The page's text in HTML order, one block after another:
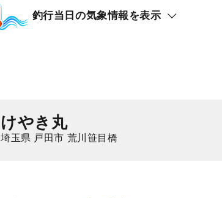
釣行当日の気象情報を表示
けやき丸
埼玉県 戸田市 荒川笹目橋